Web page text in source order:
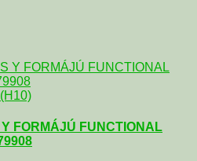
FORMÁJÚ FUNCTIONAL